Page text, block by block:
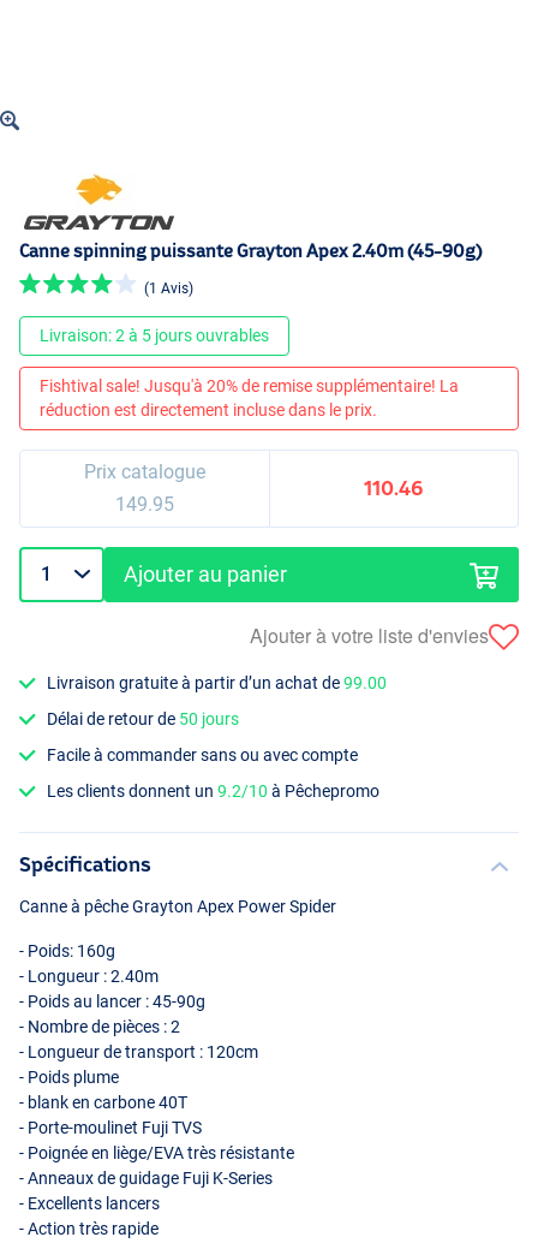
Canne spinning puissante Grayton Apex 2.40m (45-90g)
(1 Avis)
Livraison: 2 à 5 jours ouvrables
Fishtival sale! Jusqu'à 20% de remise supplémentaire! La
réduction est directement incluse dans le prix.
Prix catalogue
149.95
110.46
Ajouter au panier
Ajouter à votre liste d'envies
Livraison gratuite à partir d’un achat de99.00
Délai de retour de 50 jours
Facile à commander sans ou avec compte
Les clients donnent un9.2/10 à Pêchepromo
Spécifications
Canne à pêche Grayton Apex Power Spider
- Poids: 160g
- Longueur : 2.40m
- Poids au lancer : 45-90g
- Nombre de pièces : 2
- Longueur de transport : 120cm
- Poids plume
- blank en carbone 40T
- Porte-moulinet FujiTVS
- Poignée en liège/EVAtrès résistante
- Anneaux de guidage Fuji K-Series
- Excellents lancers
- Action très rapide